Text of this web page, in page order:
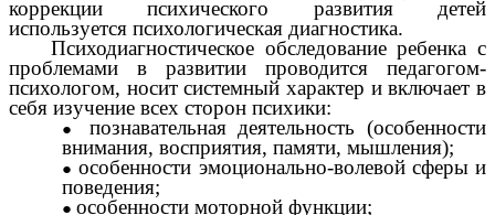
коррекции психического развития детей
используется психологическая диагностика.
Психодиагностическое обследование ребенка с
проблемами в развитии проводится педагогом-
психологом, носит системный характер и включает в
себя изучение всех сторон психики:
познавательная деятельность (особенности
внимания, восприятия, памяти, мышления);
особенности эмоционально-волевой сферы и
поведения;
особенности моторной функции;